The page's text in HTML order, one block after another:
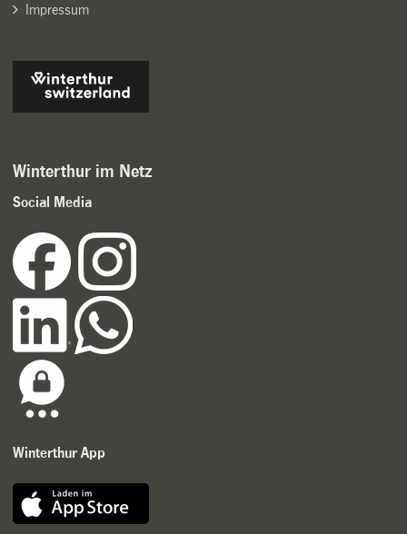
Impressum
Winterthur im Netz
Social Media
Winterthur App